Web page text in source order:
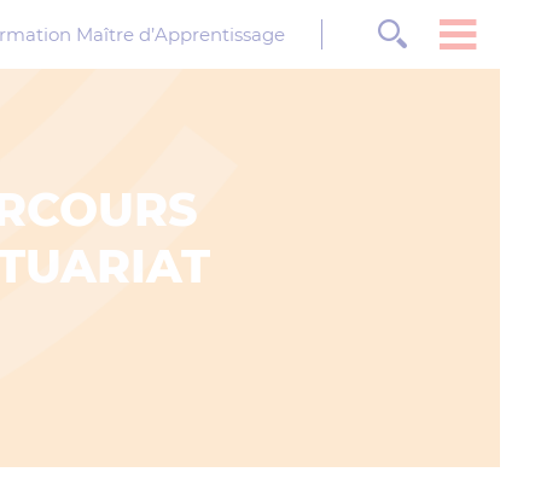
Maître d’Apprentissage